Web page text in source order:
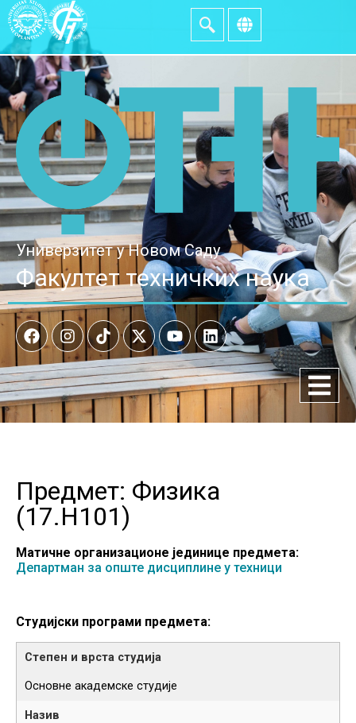
Универзитет у Новом Саду
Факултет техничких наука
Предмет: Физика
(17.H101)
Матичне организационе јединице предмета:
Департман за опште дисциплине у техници
Студијски програми предмета:
Основне академске студије